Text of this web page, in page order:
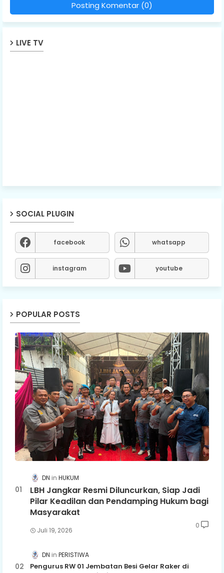
Posting Komentar (0)
LIVE TV
SOCIAL PLUGIN
facebook whatsapp
instagram youtube
POPULAR POSTS
DN HUKUM
LBH Jangkar Resmi Diluncurkan, Siap Jadi
Pilar Keadilan dan Pendamping Hukum bagi
Masyarakat
Juli 19, 2026
0
DN PERISTIWA
Pengurus RW 01 Jembatan Besi Gelar Raker di